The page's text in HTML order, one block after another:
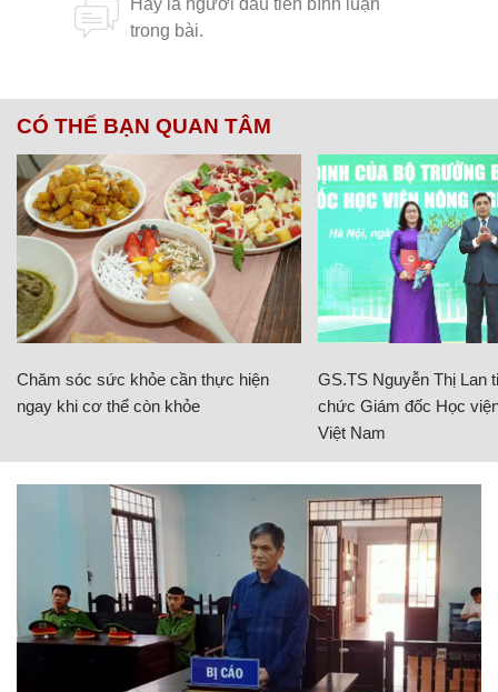
CÓ THỂ BẠN QUAN TÂM
Chăm sóc sức khỏe cần thực hiện
ngay khi cơ thể còn khỏe
GS.TS Nguyễn Thị Lan
chức Giám đốc Học
Việt Nam